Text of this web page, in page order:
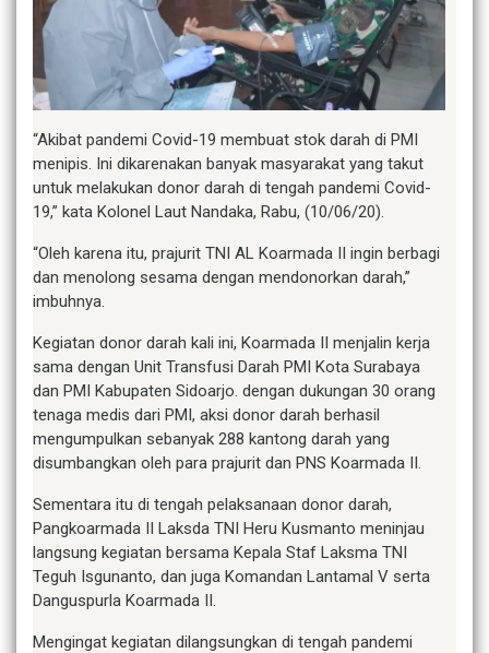
“Akibat pandemi Covid-19 membuat stok darah di PMI
menipis. Ini dikarenakan banyak masyarakat yang takut
untuk melakukan donor darah di tengah pandemi Covid-
19,” kata Kolonel Laut Nandaka, Rabu, (10/06/20).
“Oleh karena itu, prajurit TNI AL Koarmada II ingin berbagi
dan menolong sesama dengan mendonorkan darah,”
imbuhnya.
Kegiatan donor darah kali ini, Koarmada II menjalin kerja
sama dengan Unit Transfusi Darah PMI Kota Surabaya
dan PMI Kabupaten Sidoarjo. dengan dukungan 30 orang
tenaga medis dari PMI, aksi donor darah berhasil
mengumpulkan sebanyak 288 kantong darah yang
disumbangkan oleh para prajurit dan PNS Koarmada II.
Sementara itu di tengah pelaksanaan donor darah,
Pangkoarmada II Laksda TNI Heru Kusmanto meninjau
langsung kegiatan bersama Kepala Staf Laksma TNI
Teguh Isgunanto, dan juga Komandan Lantamal V serta
Danguspurla Koarmada II.
Mengingat kegiatan dilangsungkan di tengah pandemi